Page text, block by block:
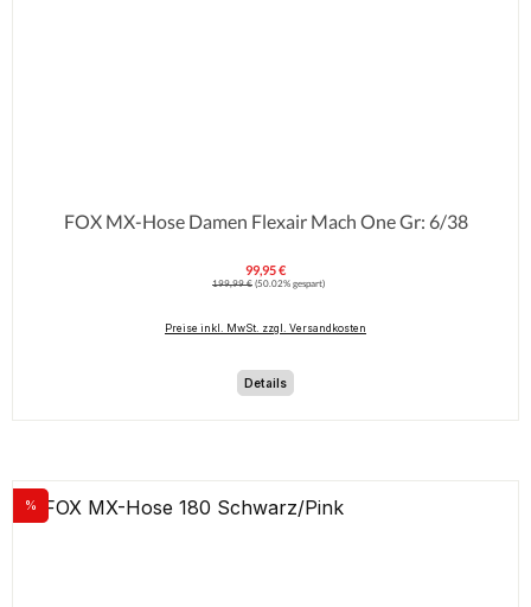
FOX MX-Hose Damen Flexair Mach One Gr: 6/38
Verkaufspreis:
99,95 €
Regulärer Preis:
199,99 € (50.02% gespart)
Preise inkl. MwSt. zzgl. Versandkosten
Details
Rabatt
%